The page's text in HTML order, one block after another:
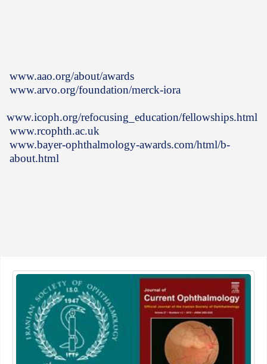
www.aao.org/about/awards
www.arvo.org/foundation/merck-iora
www.icoph.org/refocusing_education/fellowships.html
www.rcophth.ac.uk
www.bayer-ophthalmology-awards.com/html/b-
about.html